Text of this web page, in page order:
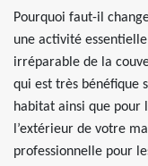
Pourquoi faut-il
une activité
irréparable de la
qui est très bénéfique
habitat ainsi que pour
l’extérieur de votre
professionnelle pour